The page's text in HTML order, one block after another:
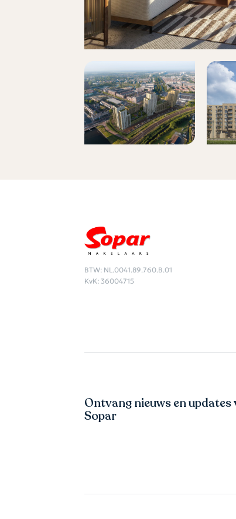
BTW: NL.0041.89.760.B.01
KvK: 36004715
Ontvang nieuws en updates
Sopar